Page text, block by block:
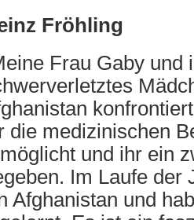
Fröhling
Frau Gaby und
die medizinischen
und ihr ein
Im Laufe der
Afghanistan und